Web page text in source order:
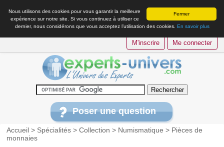
Fermer
Nous utilisons des cookies pour vous garantir la meilleure
expérience sur notre site. Si vous continuez à utiliser ce
dernier, nous considérons que vous acceptez l’utilisation des cookies. En savoir plus
M'inscrire Me connecter
Poser une question
Accueil > Spécialités >Collection > Numismatique > Pièces de
monnaies